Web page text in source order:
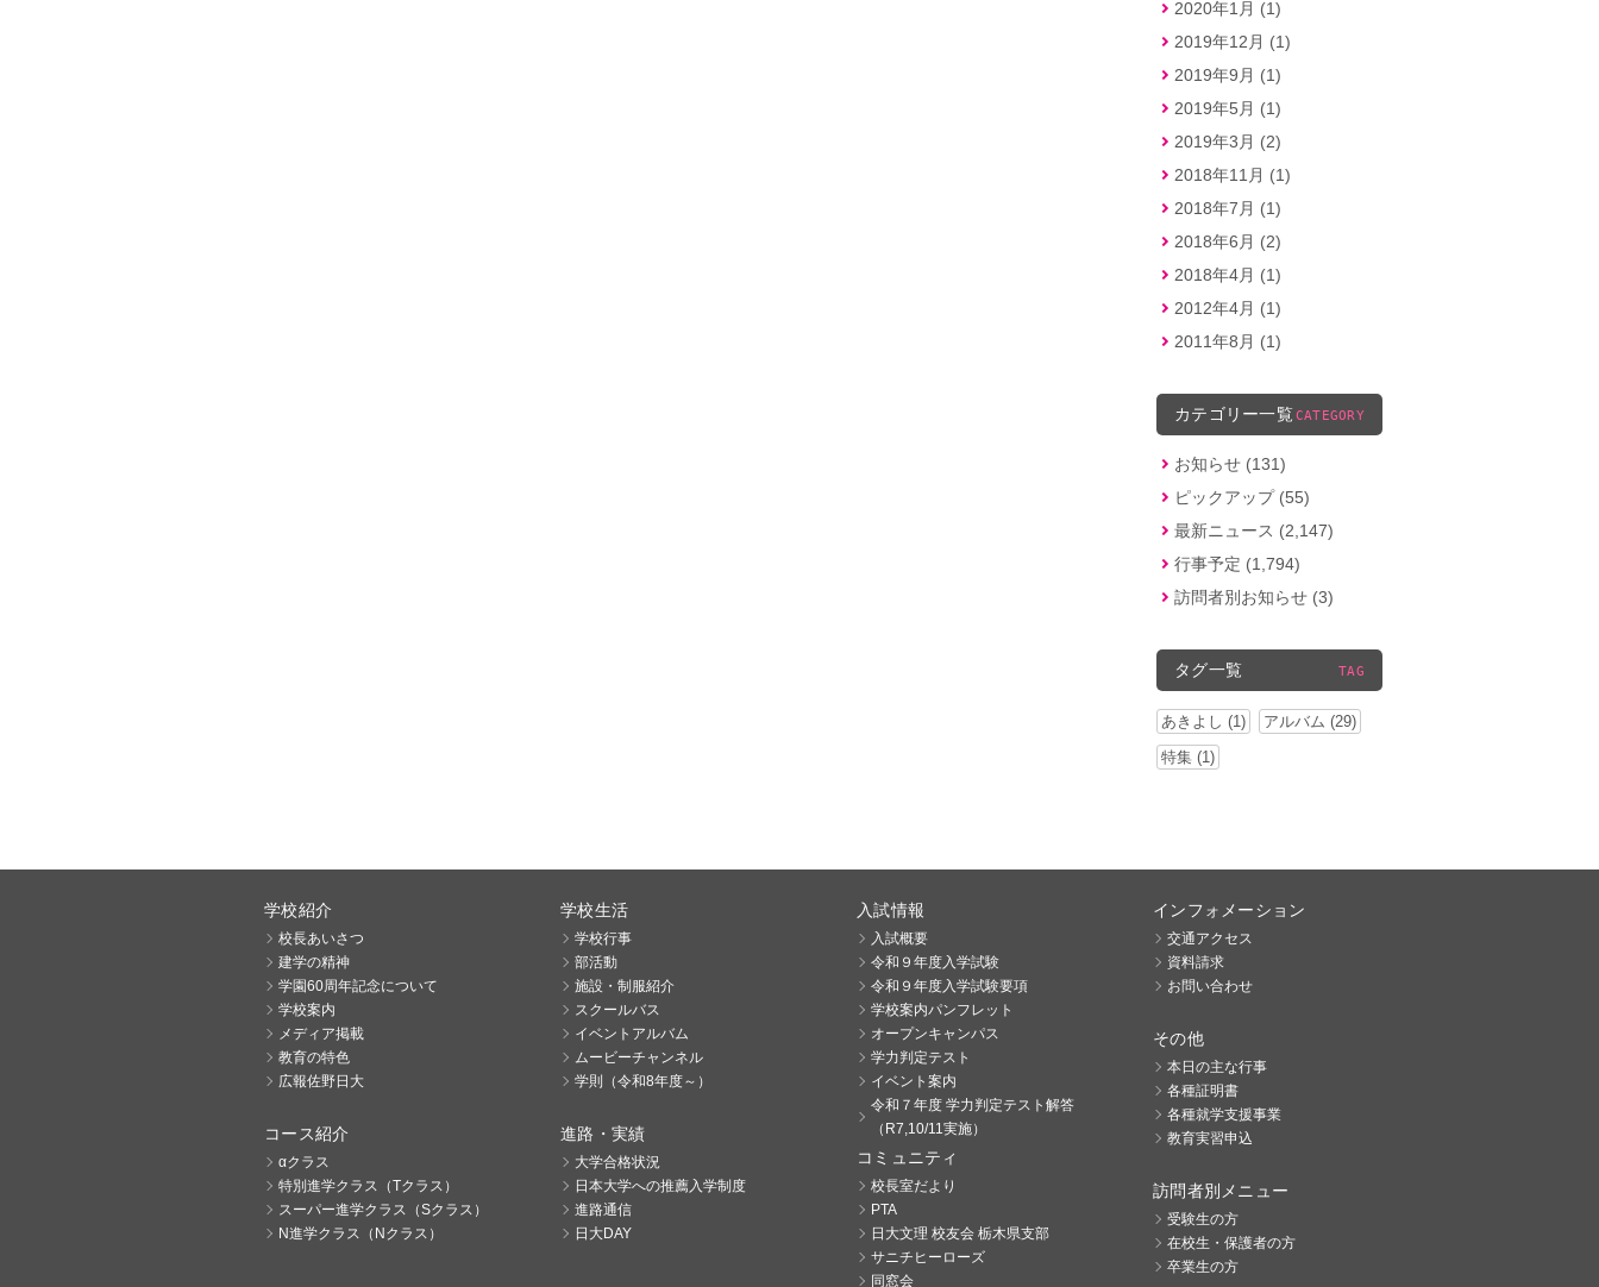
2020年1月 (1)
2019年12月 (1)
2019年9月 (1)
2019年5月 (1)
2019年3月 (2)
2018年11月 (1)
2018年7月 (1)
2018年6月 (2)
2018年4月 (1)
2012年4月 (1)
2011年8月 (1)
カテゴリー一覧 CATEGORY
お知らせ (131)
ピックアップ (55)
最新ニュース (2,147)
行事予定 (1,794)
訪問者別お知らせ (3)
タグ一覧 TAG
あきよし (1)
アルバム (29)
特集 (1)
学校紹介
校長あいさつ
建学の精神
学園60周年記念について
学校案内
メディア掲載
教育の特色
広報佐野日大
コース紹介
αクラス
特別進学クラス（Tクラス）
スーパー進学クラス（Sクラス）
N進学クラス（Nクラス）
学校生活
学校行事
部活動
施設・制服紹介
スクールバス
イベントアルバム
ムービーチャンネル
学則（令和8年度～）
進路・実績
大学合格状況
日本大学への推薦入学制度
進路通信
日大DAY
入試情報
入試概要
令和９年度入学試験
令和９年度入学試験要項
学校案内パンフレット
オープンキャンパス
学力判定テスト
イベント案内
令和７年度 学力判定テスト解答
（R7,10/11実施）
コミュニティ
校長室だより
PTA
日大文理 校友会 栃木県支部
サニチヒーローズ
同窓会
インフォメーション
交通アクセス
資料請求
お問い合わせ
その他
本日の主な行事
各種証明書
各種就学支援事業
教育実習申込
訪問者別メニュー
受験生の方
在校生・保護者の方
卒業生の方